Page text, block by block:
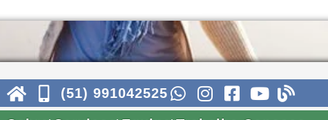
(51) 991042525